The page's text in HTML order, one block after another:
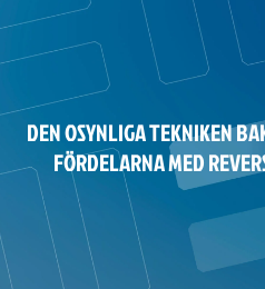
DEN OSYNLIGA TEKNIKEN
FÖRDELARNA MED